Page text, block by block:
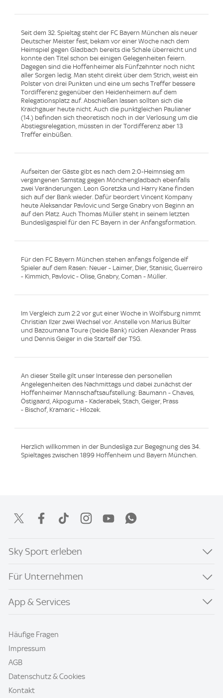
Seit dem 32. Spieltag steht der FC Bayern München als neuer
Deutscher Meister fest, bekam vor einer Woche nach dem
Heimspiel gegen Gladbach bereits die Schale überreicht und
konnte den Titel schon bei einigen Gelegenheiten feiern.
Dagegen sind die Hoffenheimer als Fünfzehnter noch nicht
aller Sorgen ledig. Man steht direkt über dem Strich, weist ein
Polster von drei Punkten und eine um sechs Treffer bessere
Tordifferenz gegenüber den Heidenheimern auf dem
Relegationsplatz auf. Abschießen lassen sollten sich die
Kraichgauer heute nicht. Auch die punktgleichen Paulianer
(14.) befinden sich theoretisch noch in der Verlosung um die
Abstiegsrelegation, müssten in der Tordifferenz aber 13
Treffer einbüßen.
Aufseiten der Gäste gibt es nach dem 2:0-Heimnsieg am
vergangenen Samstag gegen Mönchengladbach ebenfalls
zwei Veränderungen. Leon Goretzka und Harry Kane finden
sich auf der Bank wieder. Dafür beordert Vincent Kompany
heute Aleksandar Pavlovic und Serge Gnabry von Beginn an
auf den Platz. Auch Thomas Müller steht in seinem letzten
Bundesligaspiel für den FC Bayern in der Anfangsformation.
Für den FC Bayern München stehen anfangs folgende elf
Spieler auf dem Rasen: Neuer - Laimer, Dier, Stanisic, Guerreiro
- Kimmich, Pavlovic - Olise, Gnabry, Coman - Müller.
Im Vergleich zum 2:2 vor gut einer Woche in Wolfsburg nimmt
Christian Ilzer zwei Wechsel vor. Anstelle von Marius Bülter
und Bazoumana Toure (beide Bank) rücken Alexander Prass
und Dennis Geiger in die Startelf der TSG.
An dieser Stelle gilt unser Interesse den personellen
Angelegenheiten des Nachmittags und dabei zunächst der
Hoffenheimer Mannschaftsaufstellung: Baumann - Chaves,
Östigaard, Akpoguma - Kaderabek, Stach, Geiger, Prass
- Bischof, Kramaric - Hlozek.
Herzlich willkommen in der Bundesliga zur Begegnung des 34.
Spieltages zwischen 1899 Hoffenheim und Bayern München.
Sky Sport erleben
Für Unternehmen
App & Services
Häufige Fragen
Impressum
AGB
Datenschutz & Cookies
Kontakt